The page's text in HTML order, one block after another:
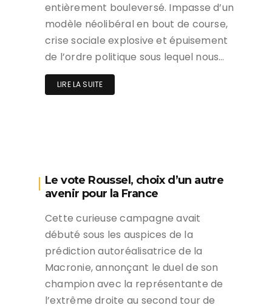
entièrement bouleversé. Impasse d’un
modèle néolibéral en bout de course,
crise sociale explosive et épuisement
de l’ordre politique sous lequel nous…
LIRE LA SUITE
Le vote Roussel, choix d’un autre
avenir pour la France
Cette curieuse campagne avait
débuté sous les auspices de la
prédiction autoréalisatrice de la
Macronie, annonçant le duel de son
champion avec la représentante de
l’extrême droite au second tour de